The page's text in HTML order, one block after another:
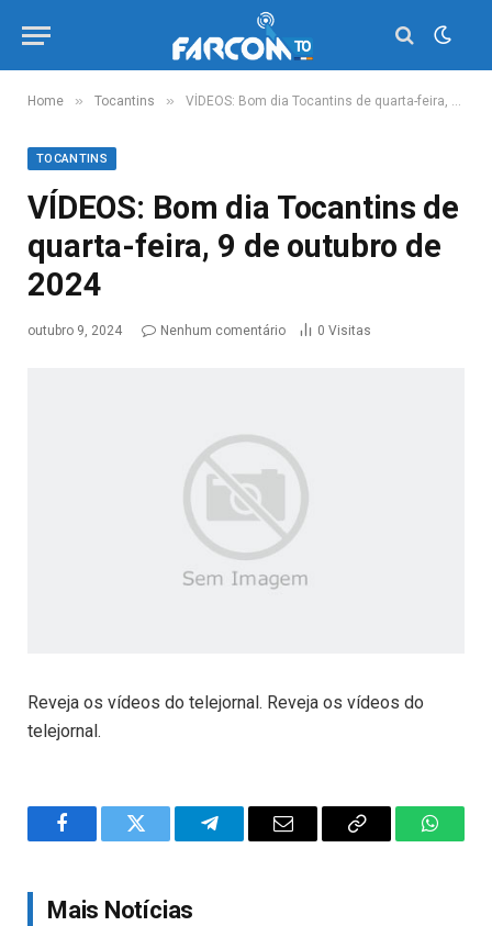
Home » Tocantins » VÍDEOS: Bom dia Tocantins de quarta-feira, 9 de outubro de 2024
TOCANTINS
VÍDEOS: Bom dia Tocantins de
quarta-feira, 9 de outubro de
2024
outubro 9, 2024 Nenhum comentário 0 Visitas
Reveja os vídeos do telejornal. Reveja os vídeos do
telejornal.
FacebookTwitter TelegramEmail
Copy
Mais Notícias